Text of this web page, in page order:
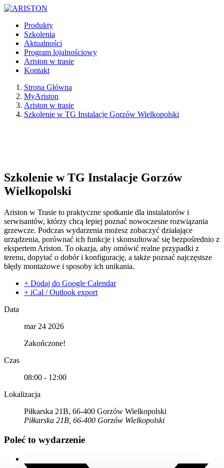
Produkty
Szkolenia
Aktualności
Program lojalnościowy
Ariston w trasie
Kontakt
Strona Główna
MyAriston
Ariston w trasie
Szkolenie w TG Instalacje Gorzów Wielkopolski
Szkolenie w TG Instalacje Gorzów
Wielkopolski
Ariston w Trasie to praktyczne spotkanie dla instalatorów i
serwisantów, którzy chcą lepiej poznać nowoczesne rozwiązania
grzewcze. Podczas wydarzenia możesz zobaczyć działające
urządzenia, porównać ich funkcje i skonsultować się bezpośrednio z
ekspertem Ariston. To okazja, aby omówić realne przypadki z
terenu, dopytać o dobór i konfigurację, a także poznać najczęstsze
błędy montażowe i sposoby ich unikania.
+ Dodaj do Google Calendar
+ iCal / Outlook export
Data
mar 24 2026
Zakończone!
Czas
08:00 - 12:00
Lokalizacja
Piłkarska 21B, 66-400 Gorzów Wielkopolski
Piłkarska 21B, 66-400 Gorzów Wielkopolski
Poleć to wydarzenie